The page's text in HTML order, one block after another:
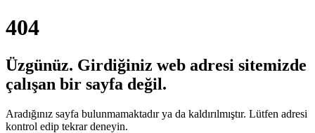
404
Üzgünüz. Girdiğiniz web adresi sitemizde
çalışan bir sayfa değil.
Aradığınız sayfa bulunmamaktadır ya da kaldırılmıştır. Lütfen adresi
kontrol edip tekrar deneyin.